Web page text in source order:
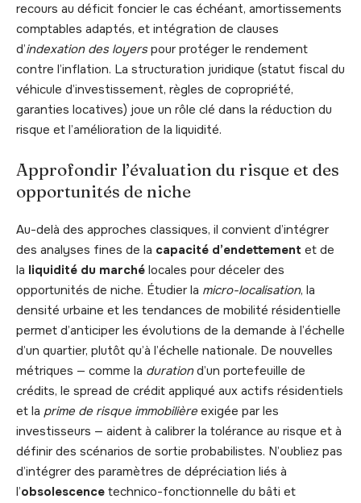
recours au déficit foncier le cas échéant, amortissements
comptables adaptés, et intégration de clauses
d’indexation des loyerspour protéger le rendement
contre l’inflation. La structuration juridique (statut fiscal du
véhicule d’investissement, règles de copropriété,
garanties locatives) joue un rôle clé dans la réduction du
risque et l’amélioration de la liquidité.
Approfondir l’évaluation du risque et des
opportunités de niche
Au-delà des approches classiques, il convient d’intégrer
des analyses fines de la capacité d’endettement et de
la liquidité du marché locales pour déceler des
opportunités de niche. Étudier la micro-localisation, la
densité urbaine et les tendances de mobilité résidentielle
permet d’anticiper les évolutions de la demande à l’échelle
d’un quartier, plutôt qu’à l’échelle nationale. De nouvelles
métriques — comme la durationd’un portefeuille de
crédits, le spread de crédit appliqué aux actifs résidentiels
et la prime de risque immobilière exigée par les
investisseurs — aident à calibrer la tolérance au risque et à
définir des scénarios de sortie probabilistes. N’oubliez pas
d’intégrer des paramètres de dépréciation liés à
l’obsolescence technico-fonctionnelle du bâti et